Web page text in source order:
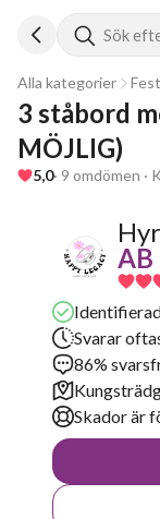
Sök
Alla kategorier Fest
3 ståbord
MÖJLIG)
5,0· 9 omdömen ·
AB
Svarar
86%
Skador är